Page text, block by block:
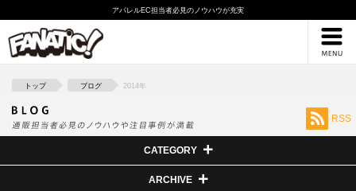
アパレルEC担当者必見のノウハウが充実
採用情報
トップ ブログ 2014年
RSS
CATEGORY
ARCHIVE